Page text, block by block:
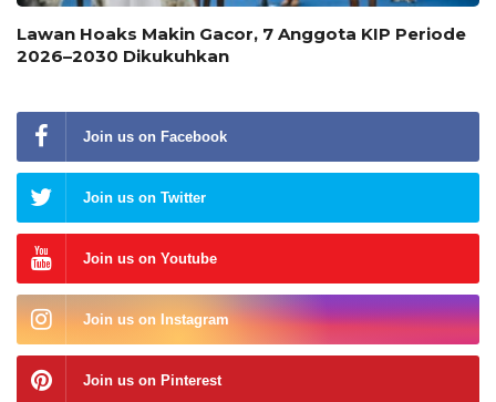
Lawan Hoaks Makin Gacor, 7 Anggota KIP Periode
2026–2030 Dikukuhkan
Join us on Facebook
Join us on Twitter
Join us on Youtube
Join us on Instagram
Join us on Pinterest